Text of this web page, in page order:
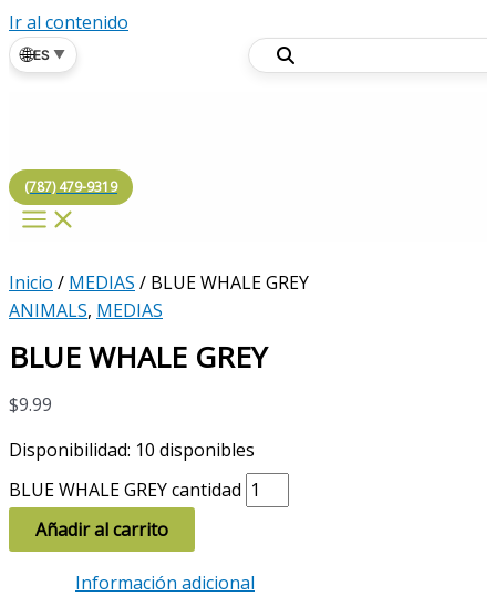
Ir al contenido
🌐ES ▼
(787) 479-9319
Inicio / MEDIAS / BLUE WHALE GREY
ANIMALS, MEDIAS
BLUE WHALE GREY
$9.99
Disponibilidad: 10 disponibles
BLUE WHALE GREY cantidad
Añadir al carrito
Información adicional